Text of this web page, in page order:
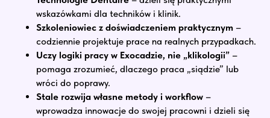
wskazówkami dla techników i klinik.
Szkoleniowiec z doświadczeniem praktycznym –
codziennie projektuje prace na realnych przypadkach.
Uczy logiki pracy w Exocadzie, nie „klikologii” –
pomaga zrozumieć, dlaczego praca „siądzie” lub
wróci do poprawy.
Stale rozwija własne metody i workflow –
wprowadza innowacje do swojej pracowni i dzieli się